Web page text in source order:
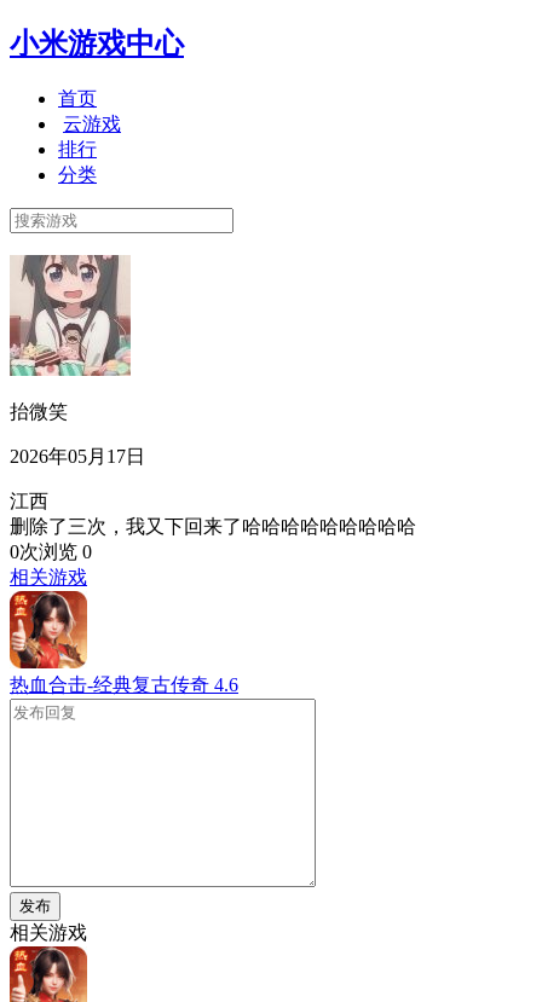
小米游戏中心
首页
云游戏
排行
分类
抬微笑
2026年05月17日
江西
删除了三次，我又下回来了哈哈哈哈哈哈哈哈哈
0次浏览 0
相关游戏
热血合击-经典复古传奇 4.6
发布
相关游戏